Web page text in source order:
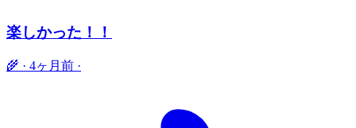
楽しかった！！
🌾 · 4ヶ月前 ·